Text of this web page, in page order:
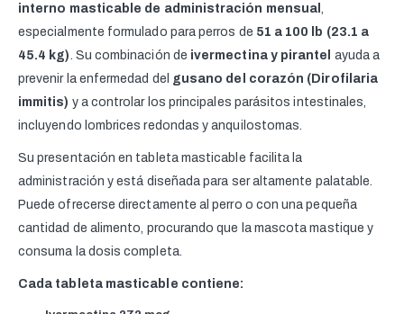
interno masticable de administración mensual
especialmente formulado para perros de 51 a 100 lb (23.1 a
45.4 kg) . Su combinación de ivermectina y pirantel ayuda a
prevenir la enfermedad del gusano del corazón (Dirofilaria
immitis) y a controlar los principales parásitos intestinales,
incluyendo lombrices redondas y anquilostomas.
Su presentación en tableta masticable facilita la
administración y está diseñada para ser altamente palatable.
Puede ofrecerse directamente al perro o con una pequeña
cantidad de alimento, procurando que la mascota mastique y
consuma la dosis completa.
Cada tableta masticable contiene: